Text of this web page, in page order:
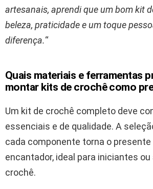
artesanais, aprendi que um bom kit
beleza, praticidade e um toque
diferença.“
Quais materiais e ferramentas
montar kits de crochê como
Um kit de crochê completo deve
essenciais e de qualidade. A
cada componente torna o
encantador, ideal para iniciantes
crochê.